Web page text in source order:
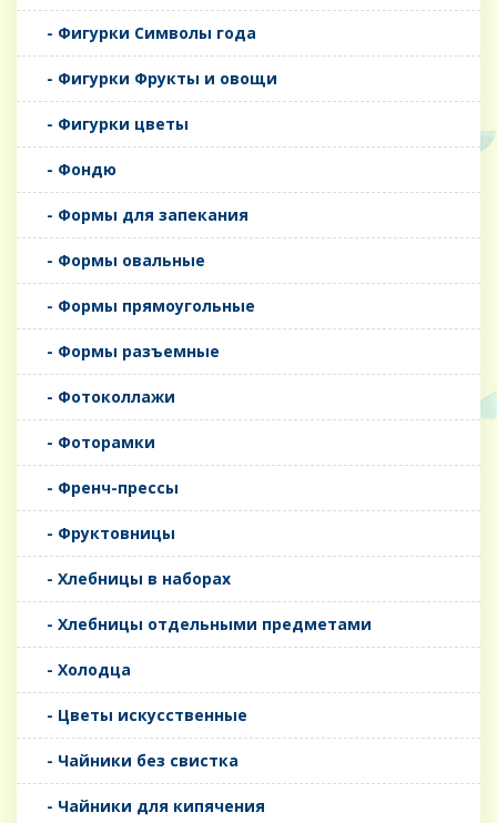
- Фигурки Символы года
- Фигурки Фрукты и овощи
- Фигурки цветы
- Фондю
- Формы для запекания
- Формы овальные
- Формы прямоугольные
- Формы разъемные
- Фотоколлажи
- Фоторамки
- Френч-прессы
- Фруктовницы
- Хлебницы в наборах
- Хлебницы отдельными предметами
- Холодца
- Цветы искусственные
- Чайники без свистка
- Чайники для кипячения